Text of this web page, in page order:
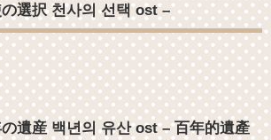
選択 천사의 선택 ost –
遺産 백년의 유산 ost – 百年的遺產